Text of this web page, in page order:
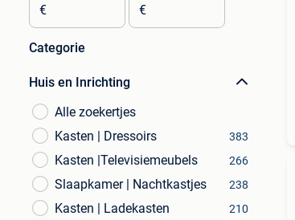
€ €
Categorie
Huis en Inrichting
Alle zoekertjes
Kasten | Dressoirs
383
Kasten |Televisiemeubels 266
Slaapkamer | Nachtkastjes 238
Kasten | Ladekasten 210